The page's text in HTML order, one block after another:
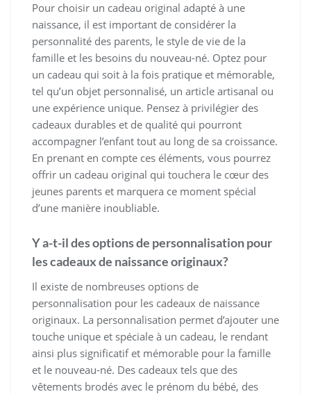
Pour choisir un cadeau original adapté à une
naissance, il est important de considérer la
personnalité des parents, le style de vie de la
famille et les besoins du nouveau-né. Optez pour
un cadeau qui soit à la fois pratique et mémorable,
tel qu’un objet personnalisé, un article artisanal ou
une expérience unique. Pensez à privilégier des
cadeaux durables et de qualité qui pourront
accompagner l’enfant tout au long de sa croissance.
En prenant en compte ces éléments, vous pourrez
offrir un cadeau original qui touchera le cœur des
jeunes parents et marquera ce moment spécial
d’une manière inoubliable.
Y a-t-il des options de personnalisation pour
les cadeaux de naissance originaux?
Il existe de nombreuses options de
personnalisation pour les cadeaux de naissance
originaux. La personnalisation permet d’ajouter une
touche unique et spéciale à un cadeau, le rendant
ainsi plus significatif et mémorable pour la famille
et le nouveau-né. Des cadeaux tels que des
vêtements brodés avec le prénom du bébé, des